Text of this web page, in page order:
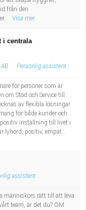
o mottagning
från den
Visa mer
i centrala
Personlig assistent
för personer som är
Stöd och Service till
av flexibla lösningar
för både kunder och
positiv inställning till livet i
lyhörd, positiv, empat...
assistent
människors rätt till att leva
team, är det du? OM